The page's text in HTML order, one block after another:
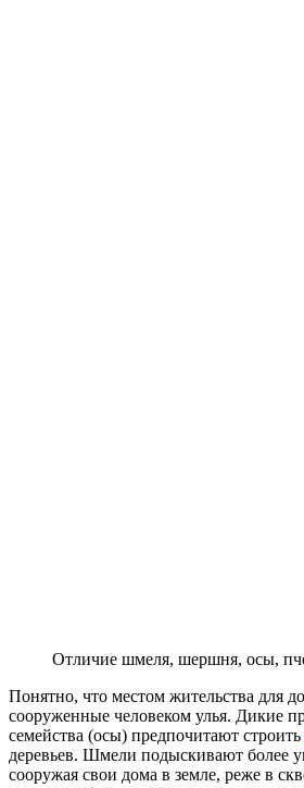
Отличие шмеля, шершня, осы,
Понятно, что местом жительства для
сооруженные человеком улья. Дикие
семейства (осы) предпочитают строить
деревьев. Шмели подыскивают более
сооружая свои дома в земле, реже в